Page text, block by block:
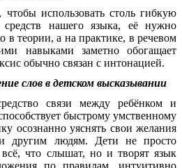
чтобы использовать столь гибкую
средств нашего языка, её нужно
в теории, а на практике, в речевом
навыками заметно обогащает
обычно связан с интонацией.
слов в детском высказывании
связи между ребёнком и
быстрому умственному
осознанно уяснять свои желания
другим людям. Дети не просто
что слышат, но и творят язык
по правилам, интуитивно